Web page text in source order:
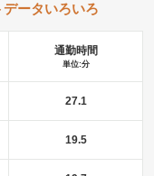
ータいろいろ
通勤時間
単位:分
27.1
19.5